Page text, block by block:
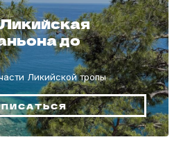
до
Ликийской тропы